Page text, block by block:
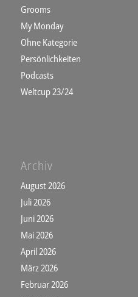
Grooms
My Monday
Ohne Kategorie
Persönlichkeiten
Podcasts
Weltcup 23/24
Archiv
August 2026
Juli 2026
Juni 2026
Mai 2026
April 2026
März 2026
Februar 2026